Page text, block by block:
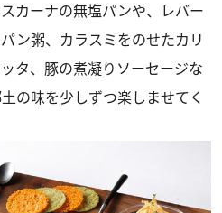
カーナの無塩パンや、レバー
ン粥、カラスミをのせたカリ
タ、豚の煮凝りソーセージな
の味を少しずつ楽しませてく